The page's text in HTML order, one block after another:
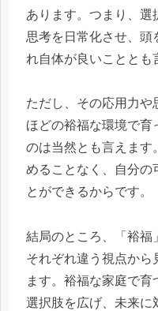
あります。つまり、選
思考を日常化させ、頭
れ自体が良いこととも
ただし、その応用力や
ほどの裕福な環境で育
のは当然とも言えます
めることなく、自分の
とができるからです。
結局のところ、「裕福
それぞれ違う視点から
ます。裕福な家庭で
選択肢を広げ、未来に